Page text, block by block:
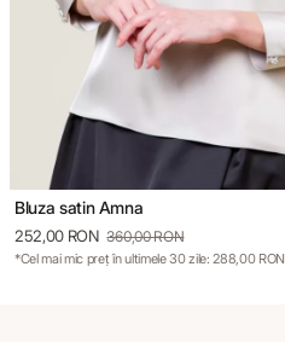
Bluza satin Amna
252,00 RON 360,00 RON
*Cel mai mic preț în ultimele 30 zile: 288,00 RON